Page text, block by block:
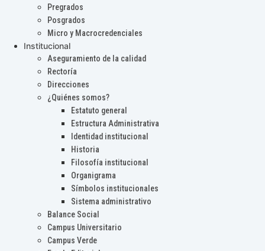
Pregrados
Posgrados
Micro y Macrocredenciales
Institucional
Aseguramiento de la calidad
Rectoría
Direcciones
¿Quiénes somos?
Estatuto general
Estructura Administrativa
Identidad institucional
Historia
Filosofía institucional
Organigrama
Símbolos institucionales
Sistema administrativo
Balance Social
Campus Universitario
Campus Verde